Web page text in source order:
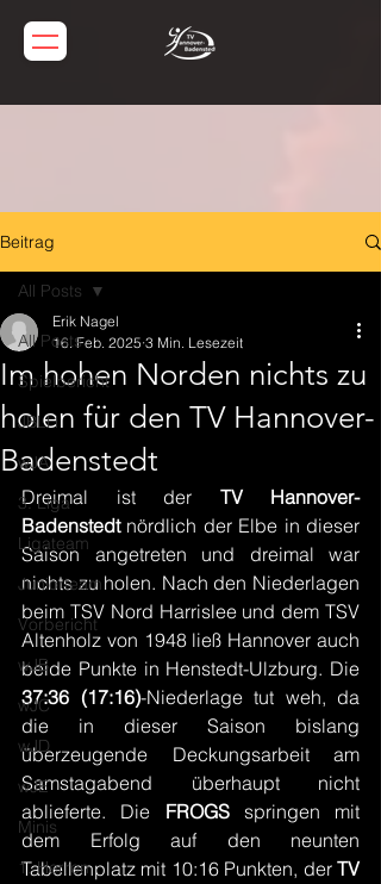
Beitrag
All Posts
Spielbericht
JBLH
wJA
3. Liga
Ligateam
Juniorteam
Vorbericht
wJB
wJC
wJD
wJE
Minis
1. Herren
All Posts
Im hohen Norden nichts zu
holen für den TV Hannover-
Badenstedt
Erik Nagel
16. Feb. 2025 3 Min. Lesezeit
Dreimal ist der TV Hannover-
Badenstedt nördlich der Elbe in dieser
Saison angetreten und dreimal war
nichts zu holen. Nach den Niederlagen
beim TSV Nord Harrislee und dem TSV
Altenholz von 1948 ließ Hannover auch
37:36 (17:16)-Niederlage tut weh, da
die in dieser Saison bislang
überzeugende Deckungsarbeit am
Samstagabend überhaupt nicht
ablieferte. Die FROGS springen mit
dem Erfolg auf den neunten
Tabellenplatz mit 10:16 Punkten, der TV